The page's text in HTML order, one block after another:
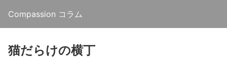
Compassion コラム
猫だらけの横丁